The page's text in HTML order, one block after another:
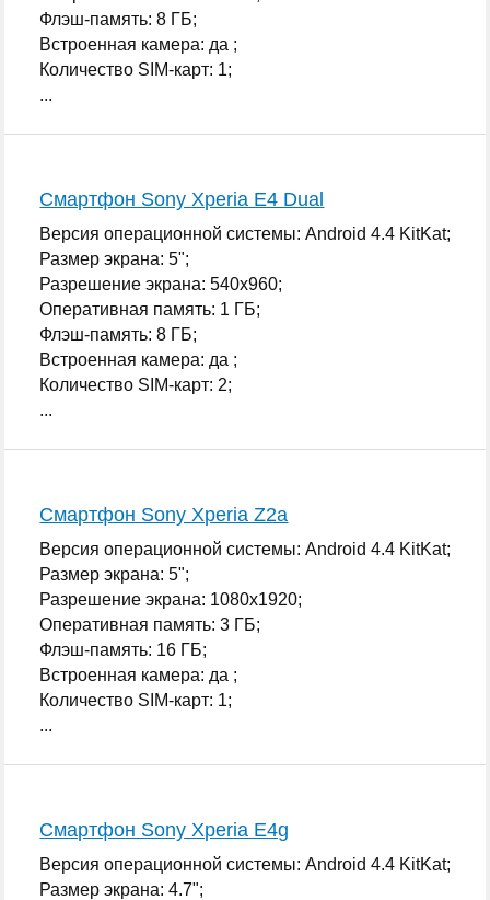
Флэш-память: 8 ГБ;
Встроенная камера: да ;
Количество SIM-карт: 1;
...
Смартфон Sony Xperia E4 Dual
Версия операционной системы: Android 4.4 KitKat;
Размер экрана: 5";
Разрешение экрана: 540x960;
Оперативная память: 1 ГБ;
Флэш-память: 8 ГБ;
Встроенная камера: да ;
Количество SIM-карт: 2;
...
Смартфон Sony Xperia Z2a
Версия операционной системы: Android 4.4 KitKat;
Размер экрана: 5";
Разрешение экрана: 1080x1920;
Оперативная память: 3 ГБ;
Флэш-память: 16 ГБ;
Встроенная камера: да ;
Количество SIM-карт: 1;
...
Смартфон Sony Xperia E4g
Версия операционной системы: Android 4.4 KitKat;
Размер экрана: 4.7";